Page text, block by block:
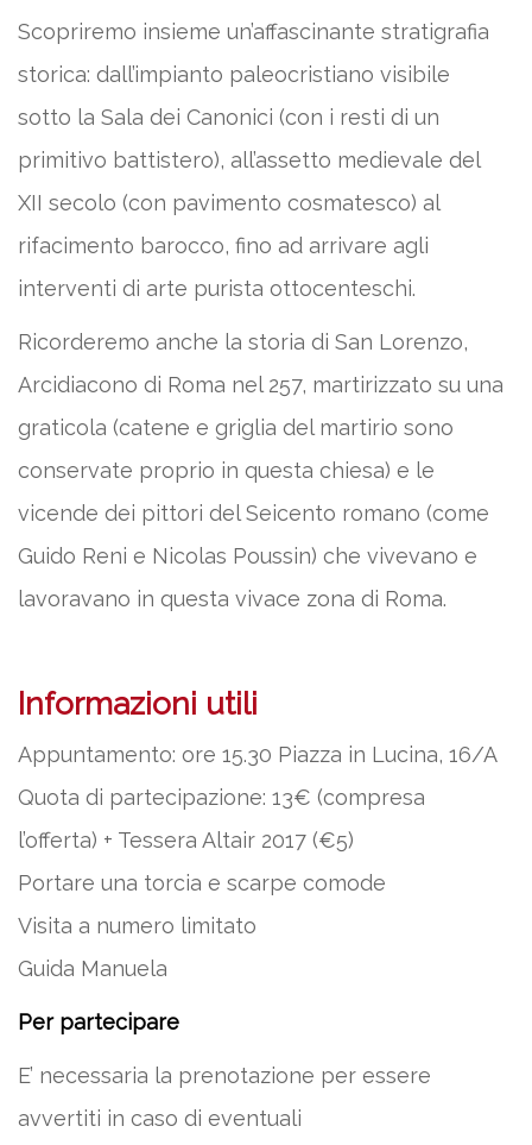
Scopriremo insieme un’affascinante stratigrafia
storica: dall’impianto paleocristiano visibile
sotto la Sala dei Canonici (con i resti di un
primitivo battistero), all’assetto medievale del
XII secolo (con pavimento cosmatesco) al
rifacimento barocco, fino ad arrivare agli
interventi di arte purista ottocenteschi.
Ricorderemo anche la storia di San Lorenzo,
Arcidiacono di Roma nel 257, martirizzato su una
graticola (catene e griglia del martirio sono
conservate proprio in questa chiesa) e le
vicende dei pittori del Seicento romano (come
Guido Reni e Nicolas Poussin) che vivevano e
lavoravano in questa vivace zona di Roma.
Informazioni utili
Appuntamento: ore 15.30 Piazza in Lucina, 16/A
Quota di partecipazione: 13€ (compresa
l’offerta) + Tessera Altair 2017 (€5)
Portare una torcia e scarpe comode
Visita a numero limitato
Guida Manuela
Per partecipare
E’ necessaria la prenotazione per essere
avvertiti in caso di eventuali